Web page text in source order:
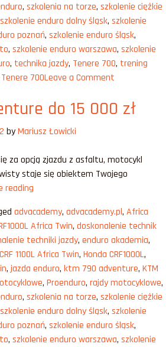
, szkolenia na torze, szkolenie ciężkie
szkolenie enduro dolny śląsk, szkolenie
poznań, szkolenie enduro śląsk,
, szkolenie enduro warszawa, szkolenie
, technika jazdy, Tenere 700, trening
700Leave a Comment
Adventure
zł
do 15 000 zł
byMariusz Łowicki
za opcją zjazdu z asfaltu, motocykl
staje się obiektem Twojego
reading
do
15
000
zł”
advacademy, advacademy.pl, Africa
Africa Twin, doskonalenie technik
techniki jazdy, enduro akademia,
1100L Africa Twin, Honda CRF1000L,
,jazda enduro, ktm 790 adventure, KTM
, Proenduro, rajdy motocyklowe,
, szkolenia na torze, szkolenie ciężkie
szkolenie enduro dolny śląsk, szkolenie
poznań, szkolenie enduro śląsk,
, szkolenie enduro warszawa, szkolenie